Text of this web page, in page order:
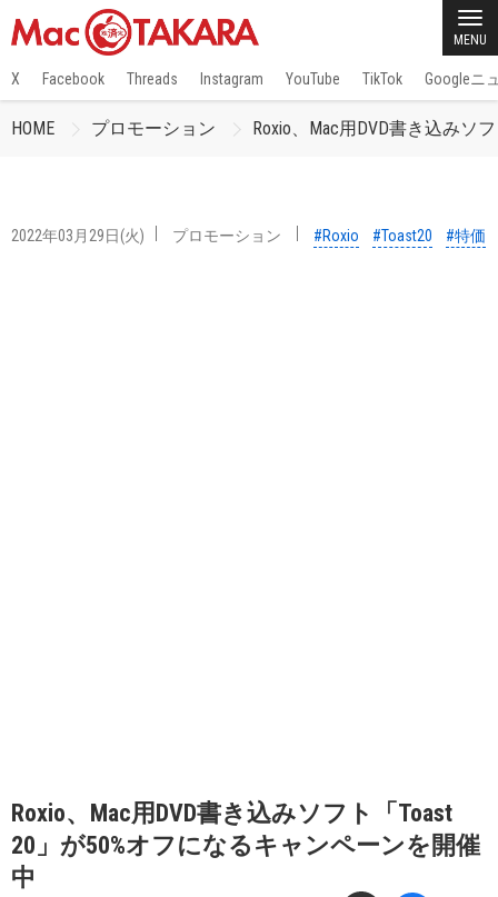
MENU
X Facebook Threads Instagram YouTube TikTok Googleニ
HOME プロモーション Roxio、Mac用DVD書き込みソ
2022年03月29日(火) プロモーション #Roxio #Toast20 #特価
Roxio、Mac用DVD書き込みソフト「Toast
20」が50%オフになるキャンペーンを開催
中